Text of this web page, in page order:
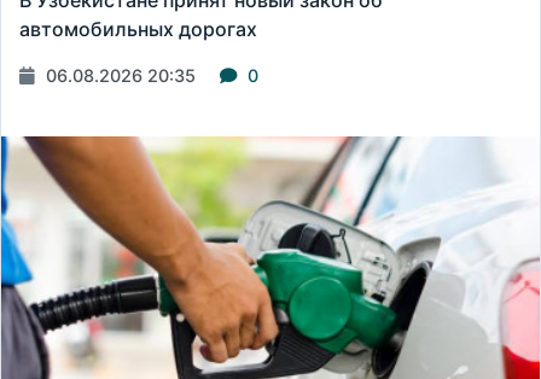
автомобильных дорогах
06.08.2026 20:35 0